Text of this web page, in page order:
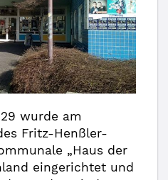
wurde am
Fritz-Henßler-
„Haus der
eingerichtet und